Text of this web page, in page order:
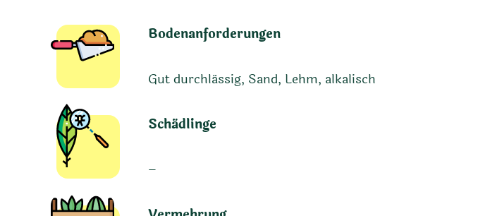
Bodenanforderungen
Gut durchlässig, Sand, Lehm, alkalisch
Schädlinge
–